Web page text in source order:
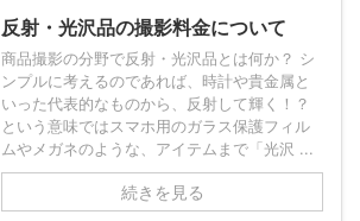
反射・光沢品の撮影料金について
商品撮影の分野で反射・光沢品とは何か？ シ
ンプルに考えるのであれば、時計や貴金属と
いった代表的なものから、反射して輝く！？
という意味ではスマホ用のガラス保護フィル
ムやメガネのような、アイテムまで「光沢 ...
続きを見る